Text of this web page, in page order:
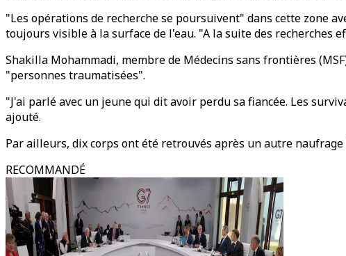
"Les opérations de recherche se poursuivent" dans cette zone
toujours visible à la surface de l'eau. "A la suite des recherches
Shakilla Mohammadi, membre de Médecins sans frontières
"personnes traumatisées".
"J'ai parlé avec un jeune qui dit avoir perdu sa fiancée. Les
ajouté.
Par ailleurs, dix corps ont été retrouvés après un autre
RECOMMANDÉ